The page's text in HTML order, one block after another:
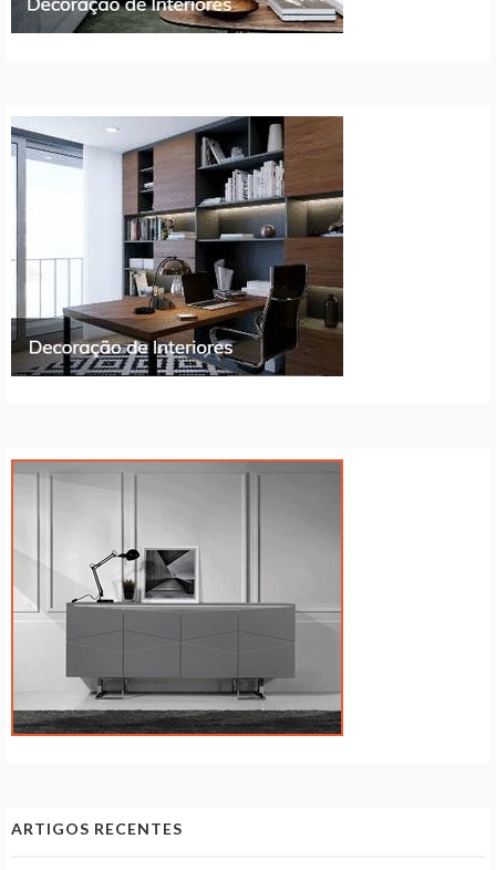
ARTIGOS RECENTES